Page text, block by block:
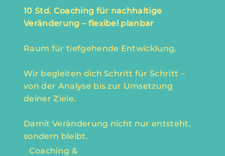
10 Std. Coaching für nachhaltige
Veränderung – flexibel planbar
Raum für tiefgehende Entwicklung.
Wir begleiten dich Schritt für Schritt –
von der Analyse bis zur Umsetzung
deiner Ziele.
Damit Veränderung nicht nur entsteht,
sondern bleibt.
Coaching &